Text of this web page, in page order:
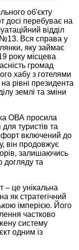
об'єкту
досі перебуває на
відділ
№13. Вся справа у
яку займає
року місцева
громад
хабу з готелями
рівні президента
землі та зміни
ОВА просила
туристів та
форт включений до
він продовжує
залишаючись
догляду та
– це унікальна
як стратегічний
імперією. Його
частково
систему
одним із